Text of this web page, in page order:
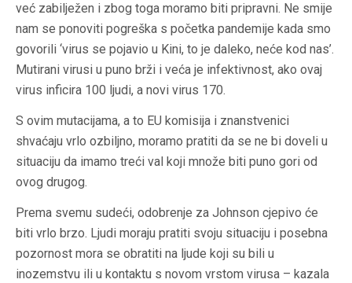
već zabilježen i zbog toga moramo biti pripravni. Ne smije
nam se ponoviti pogreška s početka pandemije kada smo
govorili ‘virus se pojavio u Kini, to je daleko, neće kod nas’.
Mutirani virusi u puno brži i veća je infektivnost, ako ovaj
virus inficira 100 ljudi, a novi virus 170.
S ovim mutacijama, a to EU komisija i znanstvenici
shvaćaju vrlo ozbiljno, moramo pratiti da se ne bi doveli u
situaciju da imamo treći val koji množe biti puno gori od
ovog drugog.
Prema svemu sudeći, odobrenje za Johnson cjepivo će
biti vrlo brzo. Ljudi moraju pratiti svoju situaciju i posebna
pozornost mora se obratiti na ljude koji su bili u
inozemstvu ili u kontaktu s novom vrstom virusa – kazala